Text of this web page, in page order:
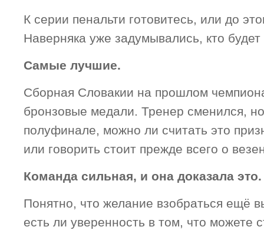
К серии пенальти готовитесь, или до
Наверняка уже задумывались, кто
Самые лучшие.
Сборная Словакии на прошлом
бронзовые медали. Тренер сменился,
полуфинале, можно ли считать это
или говорить стоит прежде всего о
Команда сильная, и она доказала это.
Понятно, что желание взобраться ещё
есть ли уверенность в том, что можете